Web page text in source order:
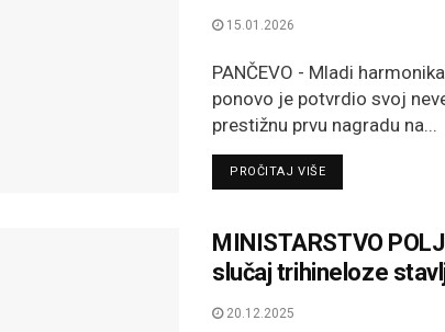
15.01.2026
PANČEVO - Mladi
ponovo je potvrdio svoj
prestižnu prvu nagradu na...
PROČITAJ VIŠEDETAILS
MINISTARSTVO
slučaj trihineloze
20.12.2025